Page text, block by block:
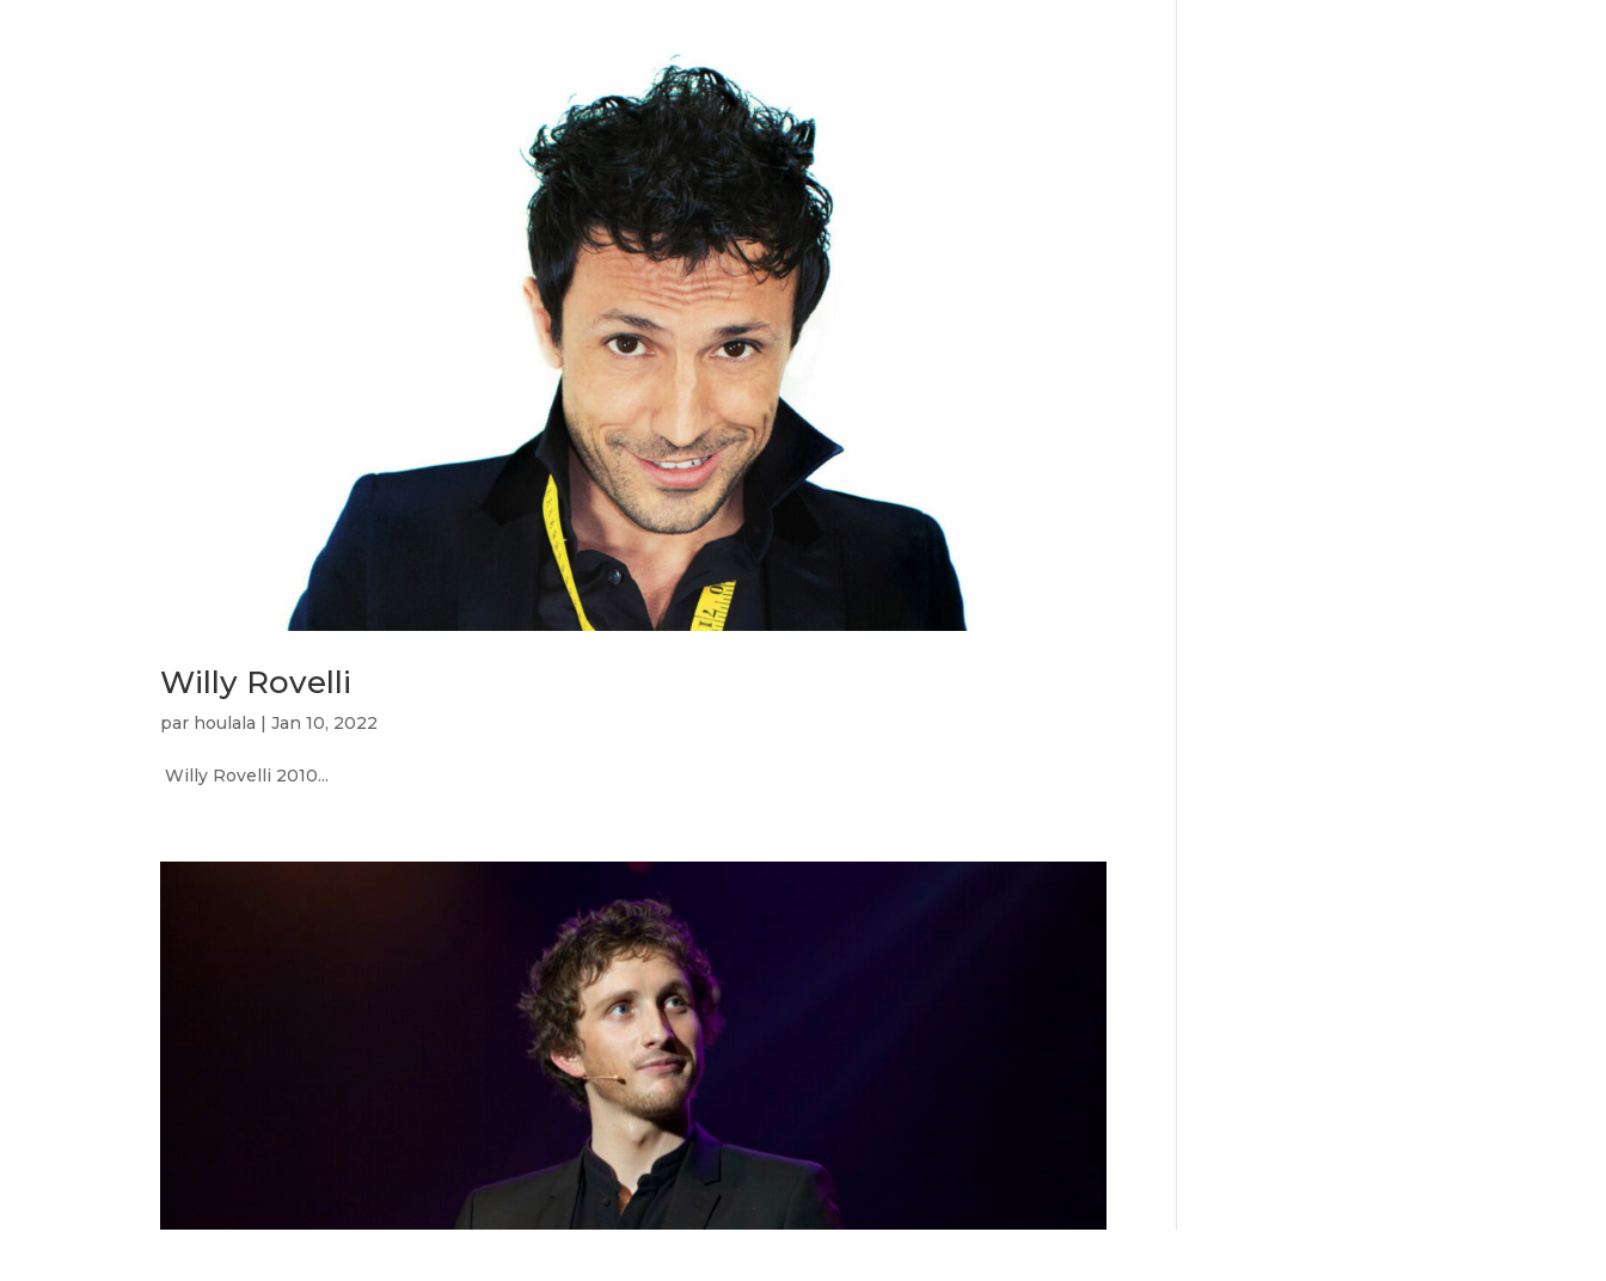
Willy Rovelli
par houlala |Jan 10, 2022
Willy Rovelli 2010...